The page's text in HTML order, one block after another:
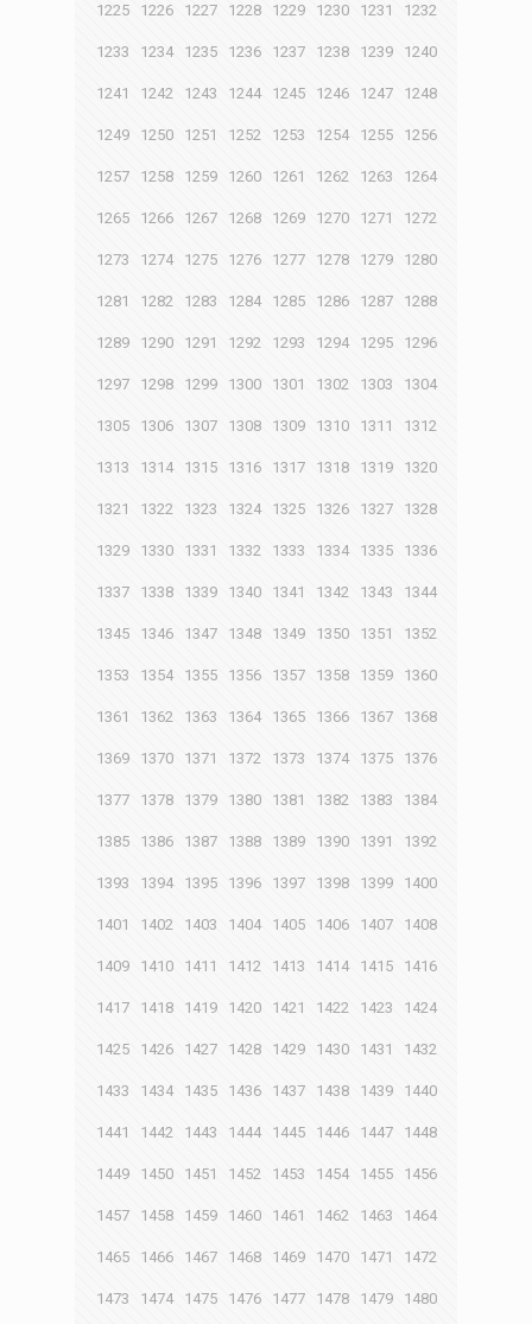
1225 1226 1227 1228 1229 1230 1231 1232
1233 1234 1235 1236 1237 1238 1239 1240
1241 1242 1243 1244 1245 1246 1247 1248
1249 1250 1251 1252 1253 1254 1255 1256
1257 1258 1259 1260 1261 1262 1263 1264
1265 1266 1267 1268 1269 1270 1271 1272
1273 1274 1275 1276 1277 1278 1279 1280
1281 1282 1283 1284 1285 1286 1287 1288
1289 1290 1291 1292 1293 1294 1295 1296
1297 1298 1299 1300 1301 1302 1303 1304
1305 1306 1307 1308 1309 1310 1311 1312
1313 1314 1315 1316 1317 1318 1319 1320
1321 1322 1323 1324 1325 1326 1327 1328
1329 1330 1331 1332 1333 1334 1335 1336
1337 1338 1339 1340 1341 1342 1343 1344
1345 1346 1347 1348 1349 1350 1351 1352
1353 1354 1355 1356 1357 1358 1359 1360
1361 1362 1363 1364 1365 1366 1367 1368
1369 1370 1371 1372 1373 1374 1375 1376
1377 1378 1379 1380 1381 1382 1383 1384
1385 1386 1387 1388 1389 1390 1391 1392
1393 1394 1395 1396 1397 1398 1399 1400
1401 1402 1403 1404 1405 1406 1407 1408
1409 1410 1411 1412 1413 1414 1415 1416
1417 1418 1419 1420 1421 1422 1423 1424
1425 1426 1427 1428 1429 1430 1431 1432
1433 1434 1435 1436 1437 1438 1439 1440
1441 1442 1443 1444 1445 1446 1447 1448
1449 1450 1451 1452 1453 1454 1455 1456
1457 1458 1459 1460 1461 1462 1463 1464
1465 1466 1467 1468 1469 1470 1471 1472
1473 1474 1475 1476 1477 1478 1479 1480